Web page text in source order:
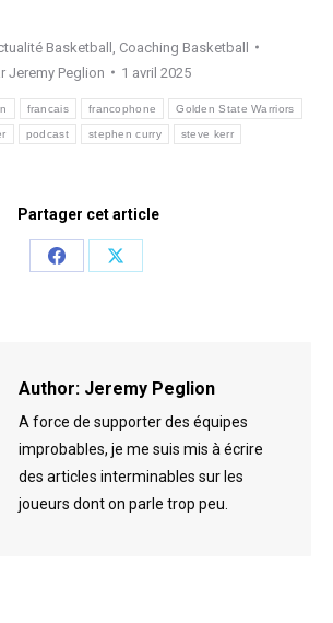
Basketball
Coaching Basketball
Jeremy Peglion 1 avril 2025
francais francophone Golden State Warriors
podcast stephen curry steve kerr
Partager cet article
Share
Share
Author: Jeremy Peglion
A force de supporter des équipes
improbables, je me suis mis à écrire
des articles interminables sur les
joueurs dont on parle trop peu.